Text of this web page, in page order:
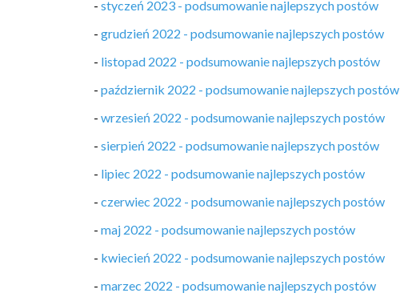
- styczeń 2023 - podsumowanie najlepszych postów
- grudzień 2022 - podsumowanie najlepszych postów
- listopad 2022 - podsumowanie najlepszych postów
- październik 2022 - podsumowanie najlepszych postów
- wrzesień 2022 - podsumowanie najlepszych postów
- sierpień 2022 - podsumowanie najlepszych postów
- lipiec 2022 - podsumowanie najlepszych postów
- czerwiec 2022 - podsumowanie najlepszych postów
- maj 2022 - podsumowanie najlepszych postów
- kwiecień 2022 - podsumowanie najlepszych postów
- marzec 2022 - podsumowanie najlepszych postów